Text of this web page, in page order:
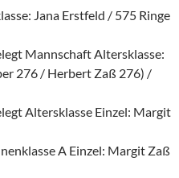
Jana Erstfeld / 575 Ringe
Mannschaft Altersklasse:
276 / Herbert Zaß 276) /
Altersklasse Einzel: Margit
A Einzel: Margit Zaß